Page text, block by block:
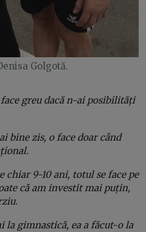
Golgotă.
greu dacă n-ai posibilități
bine zis, o face doar când
chiar 9-10 ani, totul se face pe
că am investit mai puțin,
la gimnastică, ea a făcut-o la